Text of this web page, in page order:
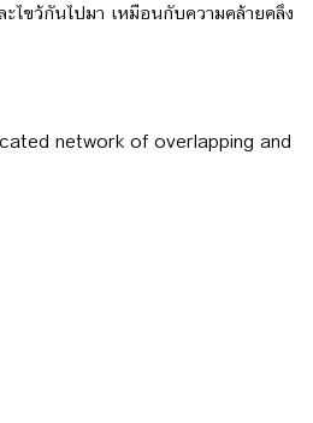
ไขว้กันไปมา เหมือนกับความคล้ายคลึง
network of overlapping and